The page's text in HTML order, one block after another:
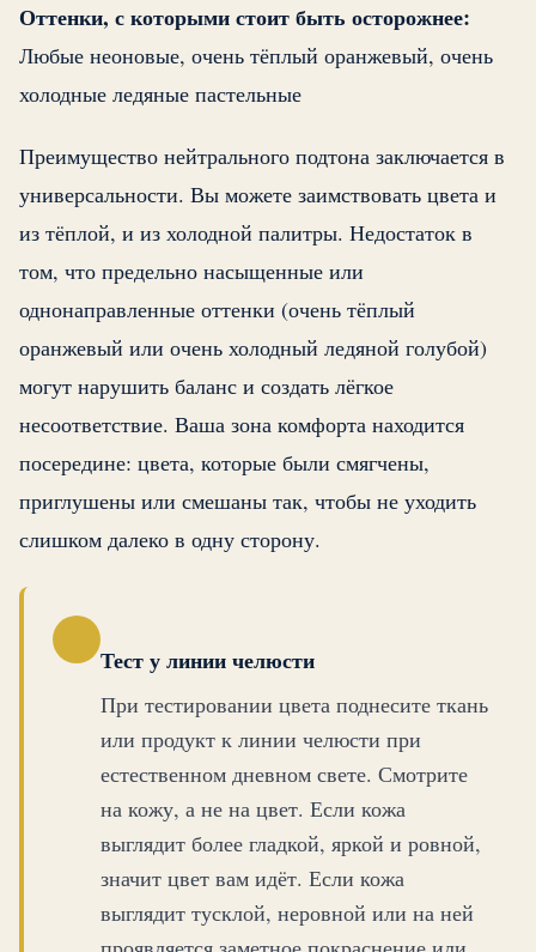
Оттенки, с которыми стоит быть осторожнее:
Любые неоновые, очень тёплый оранжевый, очень
холодные ледяные пастельные
Преимущество нейтрального подтона заключается в
универсальности. Вы можете заимствовать цвета и
из тёплой, и из холодной палитры. Недостаток в
том, что предельно насыщенные или
однонаправленные оттенки (очень тёплый
оранжевый или очень холодный ледяной голубой)
могут нарушить баланс и создать лёгкое
несоответствие. Ваша зона комфорта находится
посередине: цвета, которые были смягчены,
приглушены или смешаны так, чтобы не уходить
слишком далеко в одну сторону.
Тест у линии челюсти
При тестировании цвета поднесите ткань
или продукт к линии челюсти при
естественном дневном свете. Смотрите
на кожу, а не на цвет. Если кожа
выглядит более гладкой, яркой и ровной,
значит цвет вам идёт. Если кожа
выглядит тусклой, неровной или на ней